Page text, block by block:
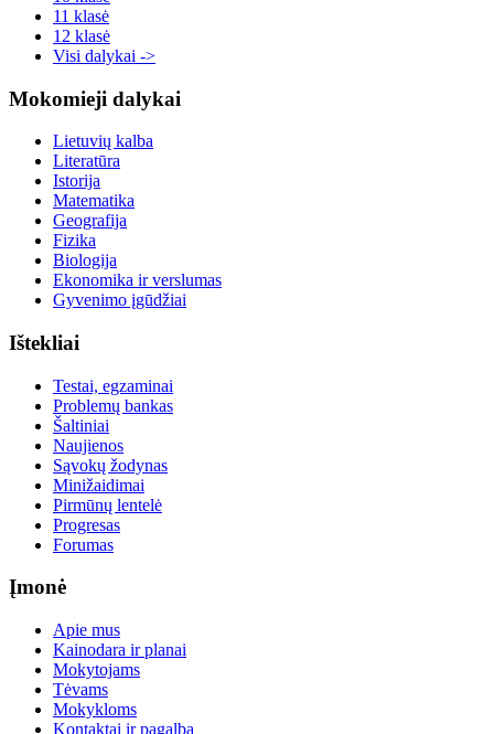
11 klasė
12 klasė
Visi dalykai ->
Mokomieji dalykai
Lietuvių kalba
Literatūra
Istorija
Matematika
Geografija
Fizika
Biologija
Ekonomika ir verslumas
Gyvenimo įgūdžiai
Ištekliai
Testai, egzaminai
Problemų bankas
Šaltiniai
Naujienos
Sąvokų žodynas
Minižaidimai
Pirmūnų lentelė
Progresas
Forumas
Įmonė
Apie mus
Kainodara ir planai
Mokytojams
Tėvams
Mokykloms
Kontaktai ir pagalba